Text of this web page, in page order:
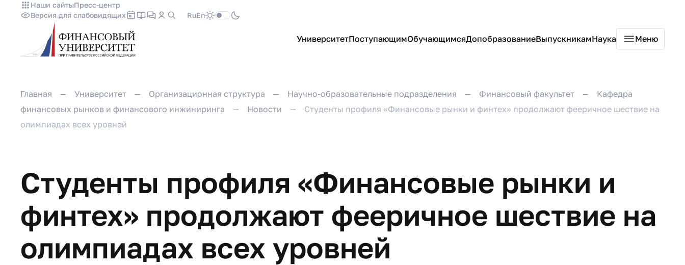
Наши сайтыПресс-центр
Версия для слабовидящих
RuEn
УниверситетПоступающимОбучающимсяДопобразованиеВыпускникамНаука Меню
Главная Университет Организационная структура Научно-образовательные подразделения Финансовый факультет
Кафедра
финансовых рынков и финансового инжиниринга
Новости
Студенты профиля «Финансовые рынки и финтех» продолжают фееричное шествие на
олимпиадах всех уровней
Студенты профиля «Финансовые рынки и
финтех» продолжают фееричное шествие на
олимпиадах всех уровней